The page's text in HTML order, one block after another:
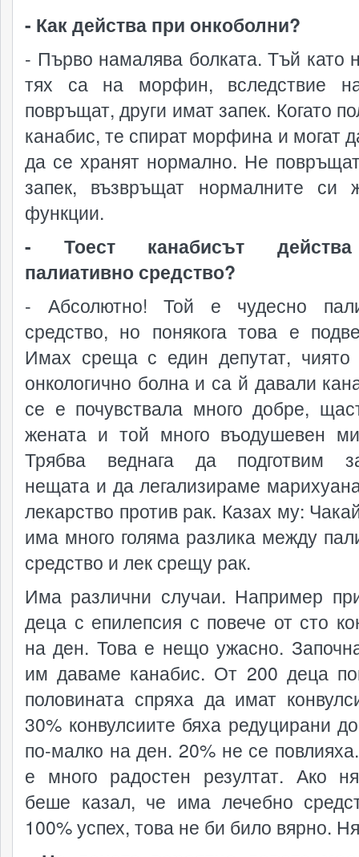
- Как действа при онкоболни?
- Първо намалява болката. Тъй като
тях са на морфин, вследствие
повръщат, други имат запек. Когато
канабис, те спират морфина и могат
да се хранят нормално. Не
запек, възвръщат нормалните си
функции.
- Тоест канабисът
палиативно средство?
- Абсолютно! Той е чудесно
средство, но понякога това е
Имах среща с един депутат,
онкологично болна и са й давали
се е почувствала много добре,
жената и той много въодушевен
Трябва веднага да подготвим
нещата и да легализираме
лекарство против рак. Казах му:
има много голяма разлика между
средство и лек срещу рак.
Има различни случаи. Например
деца с епилепсия с повече от сто
на ден. Това е нещо ужасно.
им даваме канабис. От 200 деца
половината спряха да имат
30% конвулсиите бяха редуцирани
по-малко на ден. 20% не се
е много радостен резултат. Ако
беше казал, че има лечебно
100% успех, това не би било вярно.